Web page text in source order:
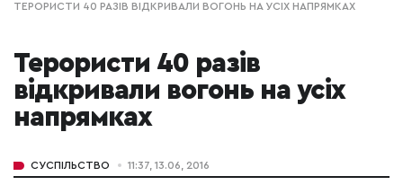
ТЕРОРИСТИ 40 РАЗІВ ВІДКРИВАЛИ ВОГОНЬ НА УСІХ НАПРЯМКАХ
Терористи 40 разів
відкривали вогонь на усіх
напрямках
СУСПІЛЬСТВО 11:37, 13.06, 2016